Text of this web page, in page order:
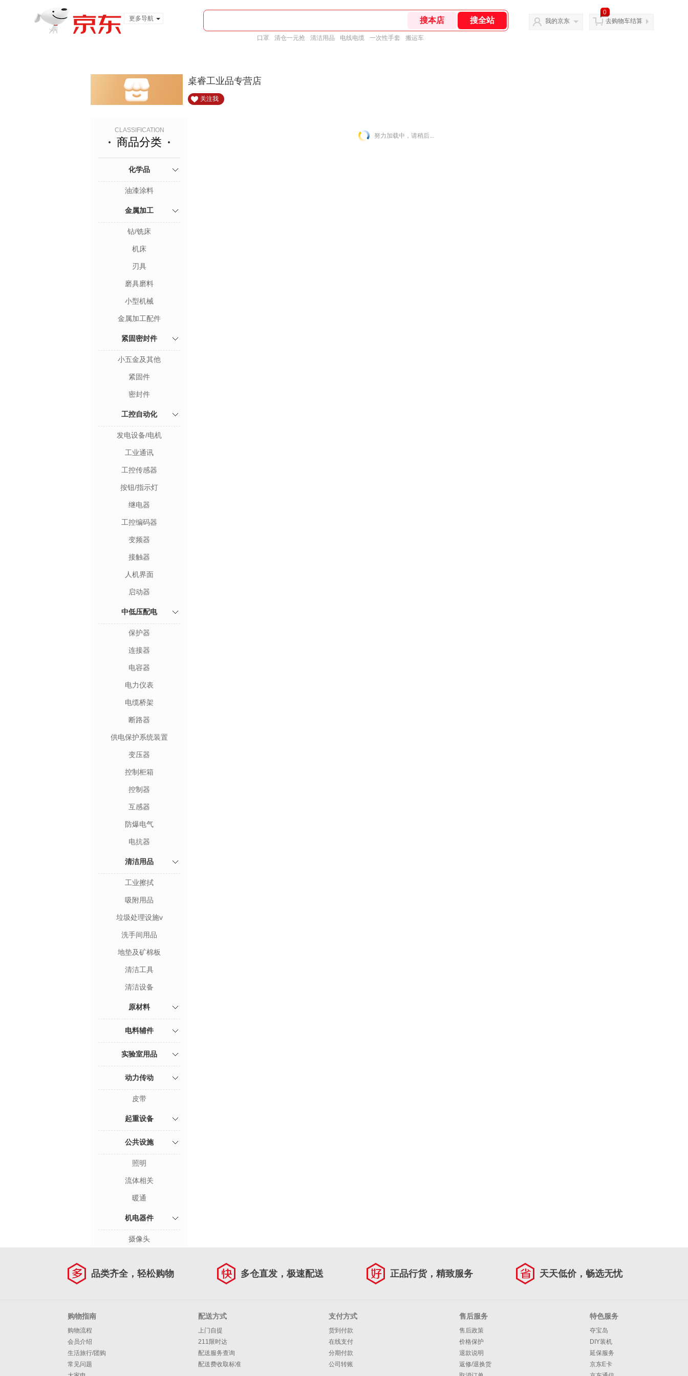
更多导航
口罩 清仓一元抢 清洁用品 电线电缆 一次性手套 搬运车
我的京东
0
去购物车结算
桌睿工业品专营店
关注我
CLASSIFICATION
商品分类
化学品
油漆涂料
金属加工
钻/铣床
机床
刃具
磨具磨料
小型机械
金属加工配件
紧固密封件
小五金及其他
紧固件
密封件
工控自动化
发电设备/电机
工业通讯
工控传感器
按钮/指示灯
继电器
工控编码器
变频器
接触器
人机界面
启动器
中低压配电
保护器
连接器
电容器
电力仪表
电缆桥架
断路器
供电保护系统装置
变压器
控制柜箱
控制器
互感器
防爆电气
电抗器
清洁用品
工业擦拭
吸附用品
垃圾处理设施v
洗手间用品
地垫及矿棉板
清洁工具
清洁设备
原材料
电料辅件
实验室用品
动力传动
皮带
起重设备
公共设施
照明
流体相关
暖通
机电器件
摄像头
努力加载中，请稍后...
品类齐全，轻松购物 多仓直发，极速配送 正品行货，精致服务 天天低价，畅选无忧
购物指南
购物流程
会员介绍
生活旅行/团购
常见问题
配送方式
上门自提
211限时达
配送服务查询
配送费收取标准
支付方式
货到付款
在线支付
分期付款
公司转账
售后服务
售后政策
价格保护
退款说明
返修/退换货
特色服务
夺宝岛
DIY装机
延保服务
京东E卡